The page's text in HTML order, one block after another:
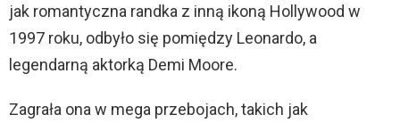
jak romantyczna randka z inną ikoną Hollywood w
1997 roku, odbyło się pomiędzy Leonardo, a
legendarną aktorką Demi Moore.
Zagrała ona w mega przebojach, takich jak